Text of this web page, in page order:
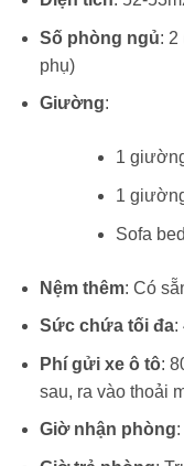
Số phòng ngủ: 2
phụ)
Giường:
1
1
Sofa
Nệm thêm: Có
Sức chứa tối đa:
Phí gửi xe ô tô:
sau, ra vào thoải
Giờ nhận phòng